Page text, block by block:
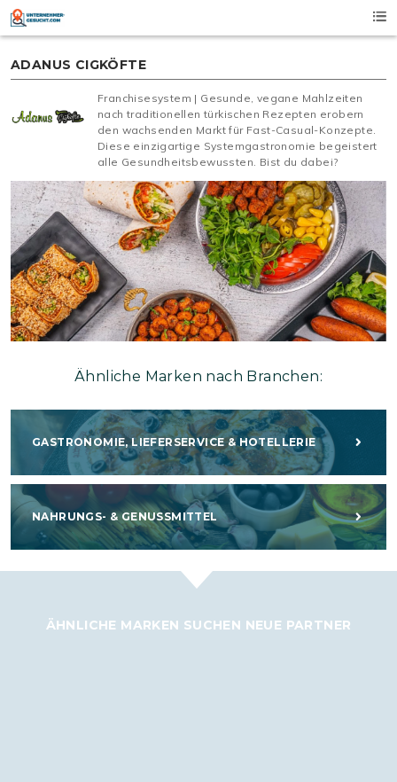
Skip
content
ADANUS CIGKÖFTE
Franchisesystem | Gesunde, vegane Mahlzeiten
nach traditionellen türkischen Rezepten erobern
den wachsenden Markt für Fast-Casual-Konzepte.
Diese einzigartige Systemgastronomie begeistert
alle Gesundheitsbewussten. Bist du dabei?
Ähnliche Marken nach Branchen:
GASTRONOMIE, LIEFERSERVICE & HOTELLERIE
NAHRUNGS- & GENUSSMITTEL
ÄHNLICHE MARKEN SUCHEN NEUE PARTNER